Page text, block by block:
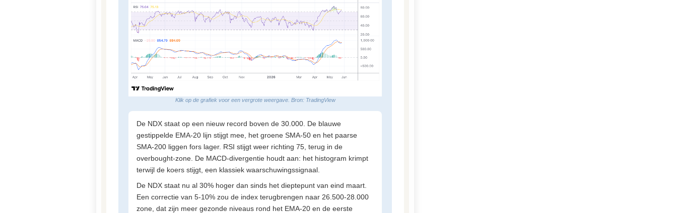
Klik op de grafiek voor een vergrote weergave. Bron: TradingView
De NDX staat op een nieuw record boven de 30.000. De blauwe
gestippelde EMA-20 lijn stijgt mee, het groene SMA-50 en het paarse
SMA-200 liggen fors lager. RSI stijgt weer richting 75, terug in de
overbought-zone. De MACD-divergentie houdt aan: het histogram krimpt
terwijl de koers stijgt, een klassiek waarschuwingssignaal.
De NDX staat nu al 30% hoger dan sinds het dieptepunt van eind maart.
Een correctie van 5-10% zou de index terugbrengen naar 26.500-28.000
zone, dat zijn meer gezonde niveaus rond het EMA-20 en de eerste